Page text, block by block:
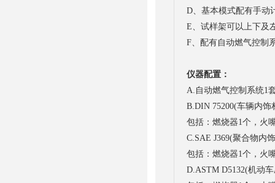
D、基本模式配有手动
E、试样架可以上下及
F、配有自动燃气控制
仪器配置：
A.自动燃气控制系统1
B.DIN 75200(车辆内饰
包括：燃烧器1个，火
C.SAE J369(聚合物内
包括：燃烧器1个，火
D.ASTM D5132(机动